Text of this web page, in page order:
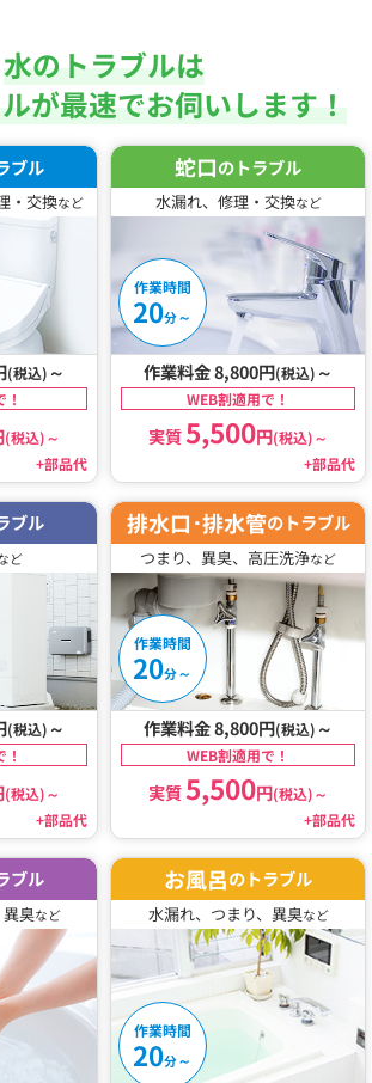
水のトラブルは
が最速でお伺いします！
ブル
・交換など
(税込) ～
(税込)～
+部品代
蛇口のトラブル
水漏れ、修理・交換など
作業時間
20分～
作業料金 8,800円(税込) ～
WEB割適用で！
実質5,500円(税込)～
+部品代
ブル
ど
(税込) ～
(税込)～
+部品代
排水口･排水管のトラブル
つまり、異臭、高圧洗浄など
作業時間
20分～
作業料金 8,800円(税込) ～
WEB割適用で！
実質5,500円(税込)～
+部品代
ブル
臭など
お風呂のトラブル
水漏れ、つまり、異臭など
作業時間
20分～